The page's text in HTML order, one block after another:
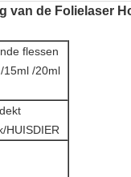
van de Folielaser
flessen
15ml /20ml
HUISDIER